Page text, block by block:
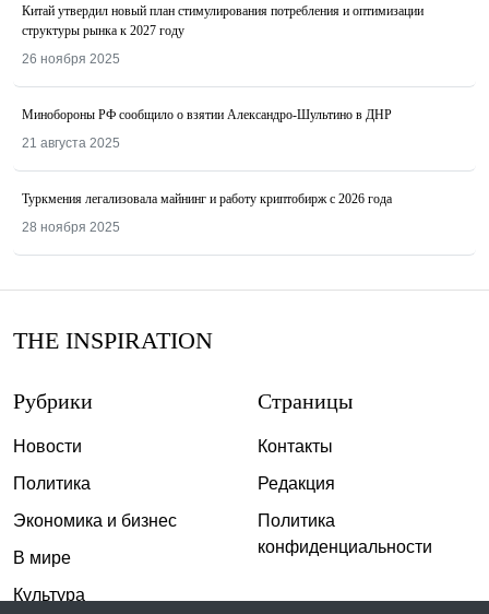
Китай утвердил новый план стимулирования потребления и оптимизации
структуры рынка к 2027 году
26 ноября 2025
Минобороны РФ сообщило о взятии Александро-Шультино в ДНР
21 августа 2025
Туркмения легализовала майнинг и работу криптобирж с 2026 года
28 ноября 2025
THE INSPIRATION
Рубрики
Новости
Политика
Экономика и бизнес
В мире
Культура
Страницы
Контакты
Редакция
Политика
конфиденциальности